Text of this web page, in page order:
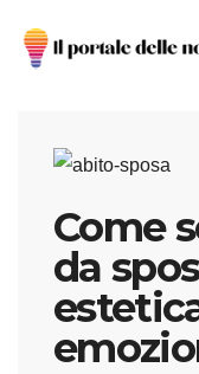
Come
da